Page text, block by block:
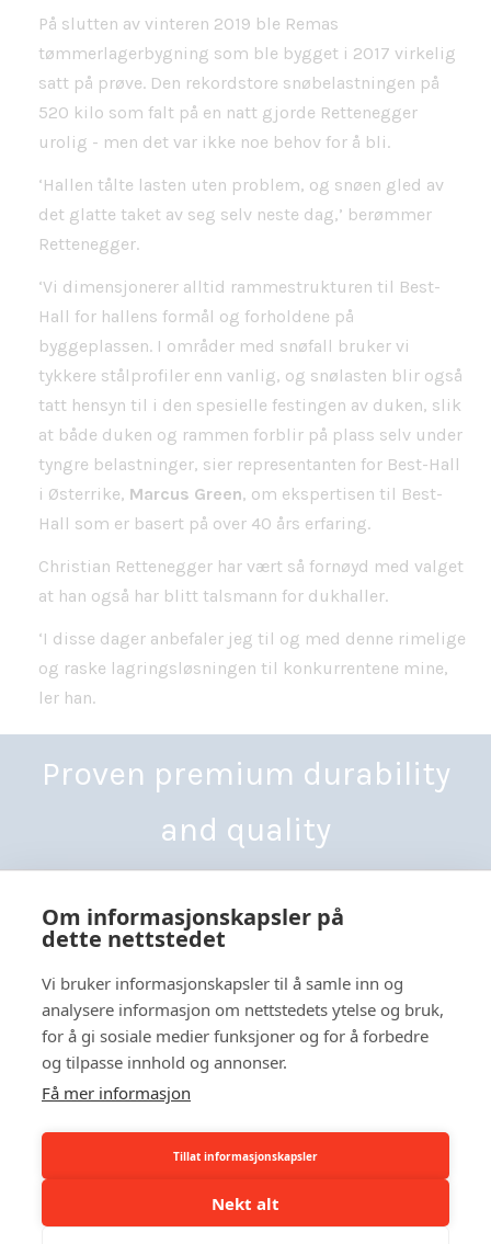
På slutten av vinteren 2019 ble Remas
tømmerlagerbygning som ble bygget i 2017 virkelig
satt på prøve. Den rekordstore snøbelastningen på
520 kilo som falt på en natt gjorde Rettenegger
urolig - men det var ikke noe behov for å bli.
‘Hallen tålte lasten uten problem, og snøen gled av
det glatte taket av seg selv neste dag,’ berømmer
Rettenegger.
‘Vi dimensjonerer alltid rammestrukturen til Best-
Hall for hallens formål og forholdene på
byggeplassen. I områder med snøfall bruker vi
tykkere stålprofiler enn vanlig, og snølasten blir også
tatt hensyn til i den spesielle festingen av duken, slik
at både duken og rammen forblir på plass selv under
tyngre belastninger, sier representanten for Best-Hall
i Østerrike, Marcus Green, om ekspertisen til Best-
Hall som er basert på over 40 års erfaring.
Christian Rettenegger har vært så fornøyd med valget
at han også har blitt talsmann for dukhaller.
‘I disse dager anbefaler jeg til og med denne rimelige
og raske lagringsløsningen til konkurrentene mine,
ler han.
Proven premium durability
and quality
Yhdystie 3-7,
68300 Kälviä, Finland
Tel: +358 6 832 5000
Business ID FI01070190
Om informasjonskapsler på
dette nettstedet
Vi bruker informasjonskapsler til å samle inn og
analysere informasjon om nettstedets ytelse og bruk,
for å gi sosiale medier funksjoner og for å forbedre
og tilpasse innhold og annonser.
Få mer informasjon
Tillat informasjonskapsler
Nekt alt